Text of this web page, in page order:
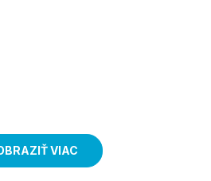
VIAC